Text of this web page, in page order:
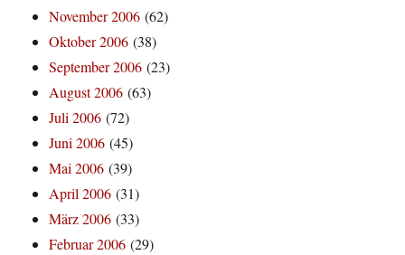
November 2006 (62)
Oktober 2006 (38)
September 2006 (23)
August 2006 (63)
Juli 2006 (72)
Juni 2006 (45)
Mai 2006 (39)
April 2006 (31)
März 2006 (33)
Februar 2006 (29)